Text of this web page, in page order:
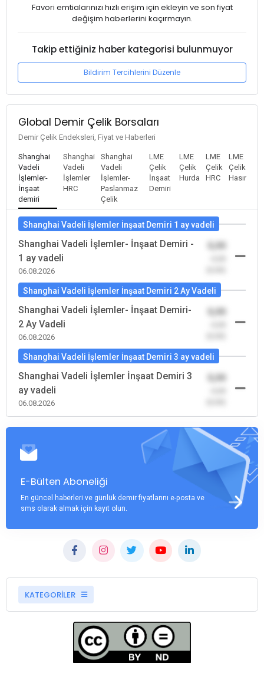
Favori emtialarınızı hızlı erişim için ekleyin ve son fiyat
değişim haberlerini kaçırmayın.
Takip ettiğiniz haber kategorisi bulunmuyor
Bildirim Tercihlerini Düzenle
Global Demir Çelik Borsaları
Demir Çelik Endeksleri, Fiyat ve Haberleri
Shanghai
Vadeli
İşlemler-
İnşaat
demiri
Shanghai
Vadeli
İşlemler
HRC
Shanghai
Vadeli
İşlemler-
Paslanmaz
Çelik
LME
Çelik
İnşaat
Demiri
LME
Çelik
Hurda
LME
Çelik
HRC
LME
Çelik
Hasır
Shanghai Vadeli İşlemler İnşaat Demiri 1 ay vadeli
Shanghai Vadeli İşlemler- İnşaat Demiri -
1 ay vadeli
06.08.2026
0,00
Shanghai Vadeli İşlemler İnşaat Demiri 2 Ay Vadeli
Shanghai Vadeli İşlemler- İnşaat Demiri-
2 Ay Vadeli
06.08.2026
0,00
Shanghai Vadeli İşlemler İnşaat Demiri 3 ay vadeli
Shanghai Vadeli İşlemler İnşaat Demiri 3
ay vadeli
06.08.2026
0,00
E-Bülten Aboneliği
En güncel haberleri ve günlük demir fiyatlarını e-posta ve
sms olarak almak için kayıt olun.
KATEGORİLER